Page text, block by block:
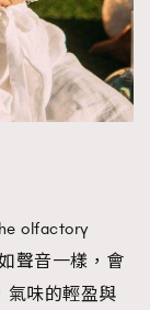
olfactory
聲音一樣，會
氣味的輕盈與